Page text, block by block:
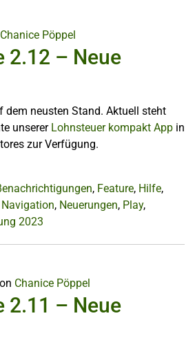
Chanice Pöppel
2.12 – Neue
dem neusten Stand. Aktuell steht
unserer Lohnsteuer kompakt App in
zur Verfügung.
, Feature, Hilfe,
Navigation, Neuerungen, Play,
2023
Chanice Pöppel
2.11 – Neue